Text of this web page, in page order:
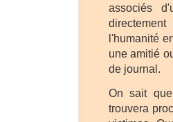
associés
l'humanité
une amitié
de journal.
On sait
trouvera